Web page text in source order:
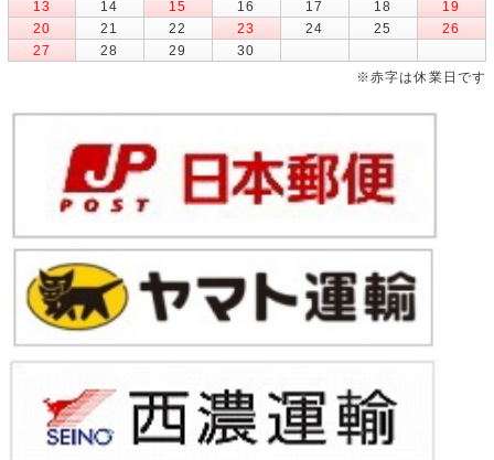
13
14 15 16 17 18
19
20
21 22 23 24 25
26
27
28 29
30
※赤字は休業日です